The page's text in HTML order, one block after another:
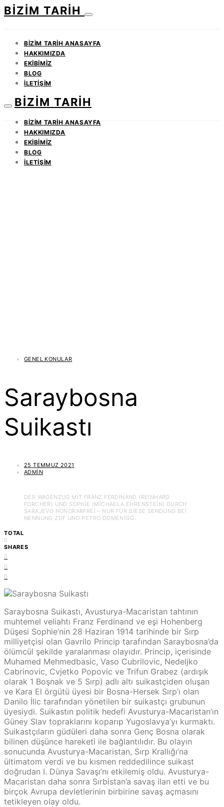
BIZIM TARIH
BIZIM TARIH ANASAYFA
HAKKIMIZDA
EKIBIMIZ
BLOG
İLETIŞIM
BIZIM TARIH
BIZIM TARIH ANASAYFA
HAKKIMIZDA
EKIBIMIZ
BLOG
İLETIŞIM
GENEL KONULAR
Saraybosna
Suikastı
25 TEMMUZ 2021
ADMIN
DER WAGENZUG MIT FRANZ FERDINAND (REINHARD
FORCHER) UND SOPHIE (MICHAELA EHRENSTEIN) DURCH
SARAJEVO HONORARFREI – NUR FÜR DIESE SENDUNG BEI
NENNUNG ZDF UND PETRO DOMENIGG
TOTAL
0
SHARES
0
0
0
Saraybosna Suikastı, Avusturya-Macaristan tahtının
muhtemel veliahtı Franz Ferdinand ve eşi Hohenberg
Düşesi Sophie’nin 28 Haziran 1914 tarihinde bir Sırp
milliyetçisi olan Gavrilo Princip tarafından Saraybosna’da
ölümcül şekilde yaralanması olayıdır. Princip, içerisinde
Muhamed Mehmedbasic, Vaso Cubrilovic, Nedeljko
Cabrinovic, Cvjetko Popovic ve Trifun Grabez (ardışık
olarak 1 Boşnak ve 5 Sırp) adlı altı suikastçiden oluşan
ve Kara El örgütü üyesi bir Bosna-Hersek Sırp’ı olan
Danilo İlic tarafından yönetilen bir suikastçı grubunun
üyesiydi. Suikastın politik hedefi Avusturya-Macaristan’ın
Güney Slav topraklarını koparıp Yugoslavya’yı kurmaktı.
Suikastçıların güdüleri daha sonra Genç Bosna olarak
bilinen düşünce hareketi ile bağlantılıdır. Bu olayın
sonucunda Avusturya-Macaristan, Sırp Krallığı’na
ültimatom verdi ve bu kısmen reddedilince suikast
doğrudan I. Dünya Savaşı’nı etkilemiş oldu. Avusturya-
Macaristan daha sonra Sırbistan’a savaş ilan etti ve bu
birçok Avrupa devletlerinin birbirine savaş açmasını
tetikleyen olay oldu.